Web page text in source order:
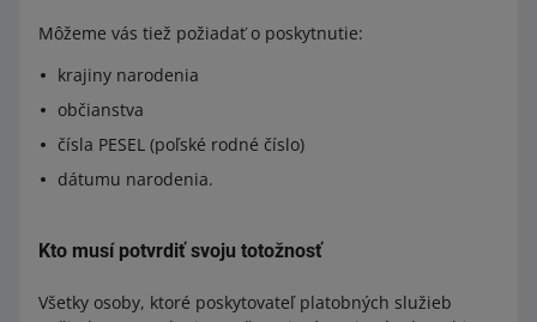
Môžeme vás tiež požiadať o poskytnutie:
krajiny narodenia
občianstva
čísla PESEL (poľské rodné číslo)
dátumu narodenia.
Kto musí potvrdiť svoju totožnosť
Všetky osoby, ktoré poskytovateľ platobných služieb